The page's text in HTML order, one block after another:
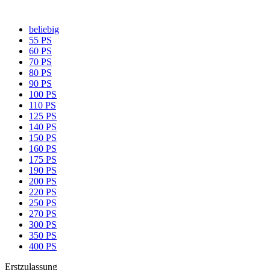
beliebig
55 PS
60 PS
70 PS
80 PS
90 PS
100 PS
110 PS
125 PS
140 PS
150 PS
160 PS
175 PS
190 PS
200 PS
220 PS
250 PS
270 PS
300 PS
350 PS
400 PS
Erstzulassung